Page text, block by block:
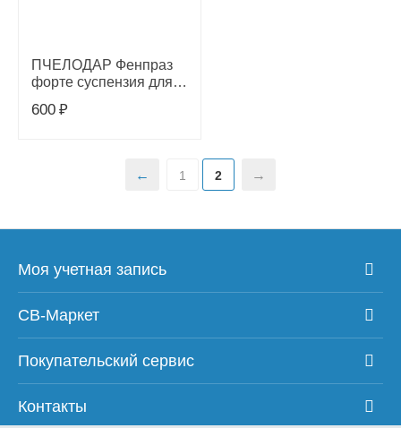
ПЧЕЛОДАР Фенпраз
форте суспензия для
600 ₽
1 2
Моя учетная запись
СВ-Маркет
Покупательский сервис
Контакты